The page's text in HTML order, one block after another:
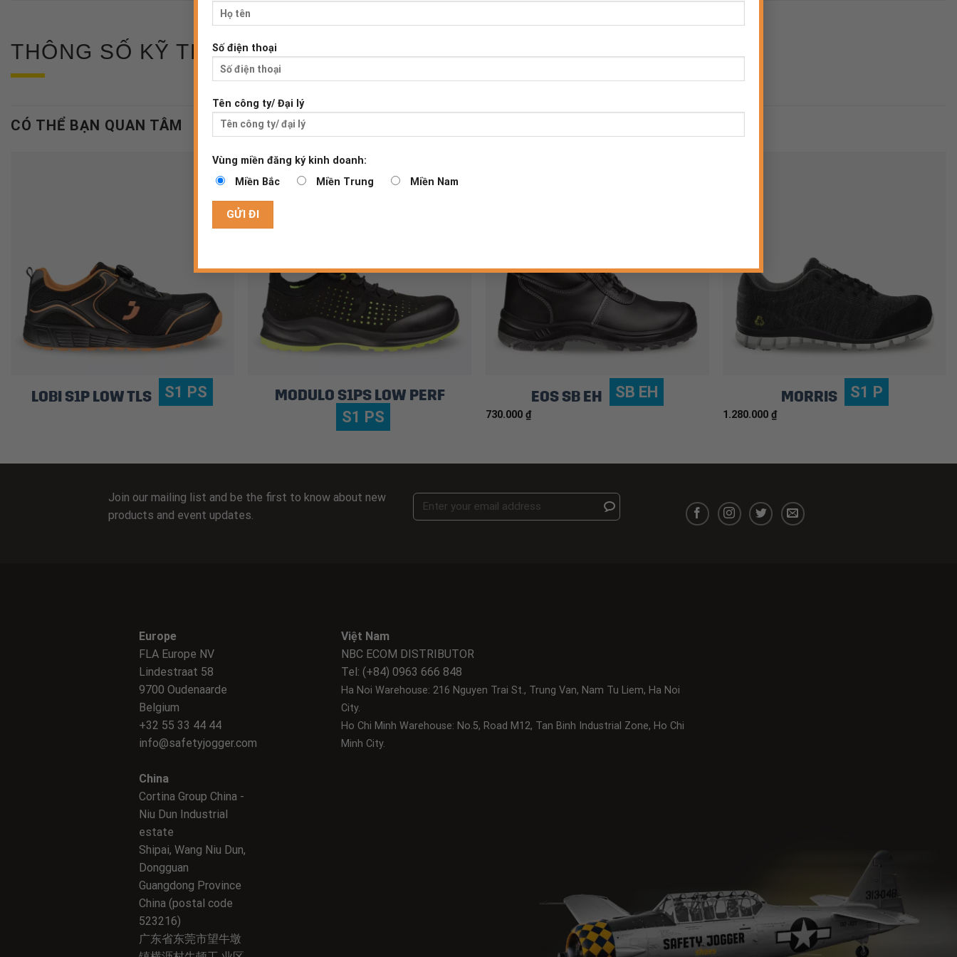
Số điện thoại
Tên công ty/ Đại lý
Vùng miền đăng ký kinh doanh:
Miền Bắc
Miền Trung Miền Nam
THÔNG SỐ KỸ THUẬT
CÓ THỂ BẠN QUAN TÂM
LOBI S1P LOW TLS S1 PS MODULO S1PS LOW PERF
S1 PS
EOS SB EH SB EH
730.000 ₫
MORRIS S1 P
1.280.000₫
Join our mailing list and be the first to know about new
products and event updates.
Europe
FLA Europe NV
Lindestraat 58
9700 Oudenaarde
Belgium
+32 55 33 44 44
info@safetyjogger.com
China
Cortina Group China -
Niu Dun Industrial
estate
Shipai, Wang Niu Dun,
Dongguan
Guangdong Province
China (postal code
523216)
广东省东莞市望牛墩
Việt Nam
NBC ECOM DISTRIBUTOR
Tel: (+84) 0963 666 848
Ha Noi Warehouse: 216 Nguyen Trai St., Trung Van, Nam Tu Liem, Ha Noi
City.
Ho Chi Minh Warehouse: No.5, Road M12, Tan Binh Industrial Zone, Ho Chi
Minh City.